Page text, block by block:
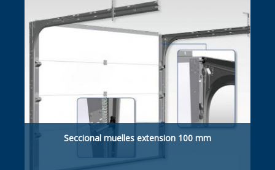
Seccional muelles extension 100 mm